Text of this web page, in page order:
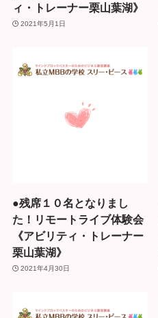
ィ・トレーナー栗山葉湖》
2021年5月1日
●残席１０名となりまし
た！リモートライブ体験会
《アビリティ・トレーナー
栗山葉湖》
2021年4月30日